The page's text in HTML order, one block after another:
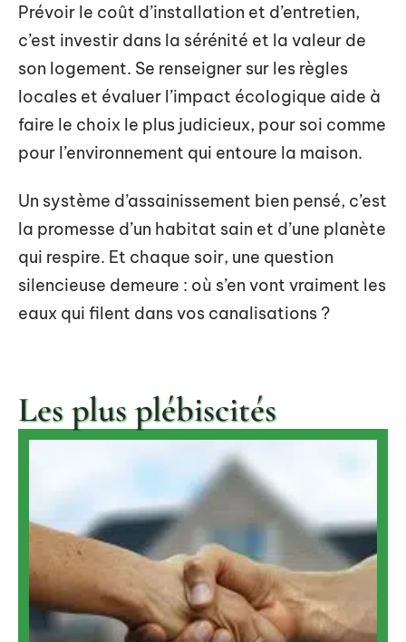
Prévoir le coût d’installation et d’entretien,
c’est investir dans la sérénité et la valeur de
son logement. Se renseigner sur les règles
locales et évaluer l’impact écologique aide à
faire le choix le plus judicieux, pour soi comme
pour l’environnement qui entoure la maison.
Un système d’assainissement bien pensé, c’est
la promesse d’un habitat sain et d’une planète
qui respire. Et chaque soir, une question
silencieuse demeure : où s’en vont vraiment les
eaux qui filent dans vos canalisations ?
Les plus plébiscités